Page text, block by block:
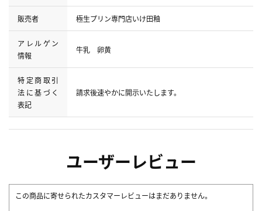
販売者 極生プリン専門店いけ田釉
アレルゲン
情報
牛乳 卵黄
特定商取引
法に基づく
表記
請求後速やかに開示いたします。
ユーザーレビュー
この商品に寄せられたカスタマーレビューはまだありません。